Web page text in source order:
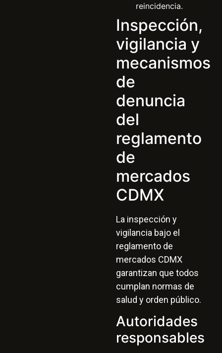
reincidencia.
Inspección,
vigilancia y
mecanismos
de
denuncia
del
reglamento
de
mercados
CDMX
La inspección y
vigilancia bajo el
reglamento de
mercados CDMX
garantizan que todos
cumplan normas de
salud y orden público.
Autoridades
responsables